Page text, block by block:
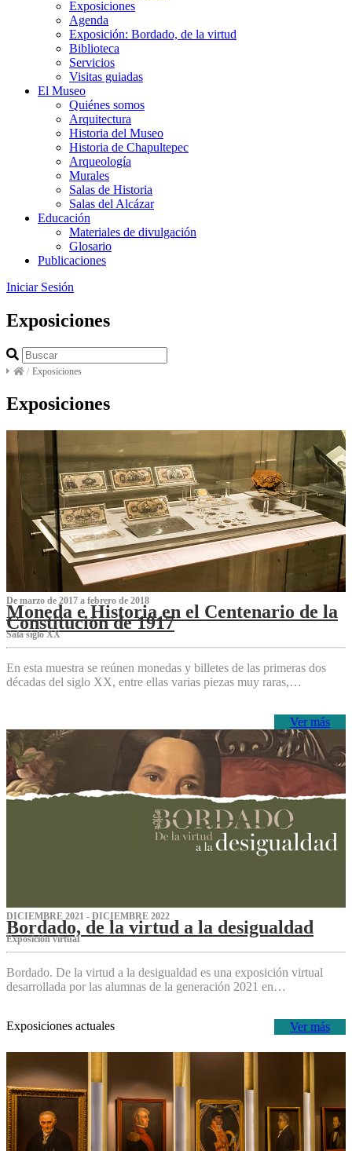
Exposiciones
Agenda
Exposición: Bordado, de la virtud
Biblioteca
Servicios
Visitas guiadas
El Museo
Quiénes somos
Arquitectura
Historia del Museo
Historia de Chapultepec
Arqueología
Murales
Salas de Historia
Salas del Alcázar
Educación
Materiales de divulgación
Glosario
Publicaciones
Iniciar Sesión
Exposiciones
/ Exposiciones
Exposiciones
De marzo de 2017 a febrero de 2018
Moneda e Historia en el Centenario de la
Constitución de 1917
Sala siglo XX
En esta muestra se reúnen monedas y billetes de las primeras dos
décadas del siglo XX, entre ellas varias piezas muy raras,…
Ver más
DICIEMBRE 2021 - DICIEMBRE 2022
Bordado, de la virtud a la desigualdad
Exposición virtual‌
Bordado. De la virtud a la desigualdad es una exposición virtual
desarrollada por las alumnas de la generación 2021 en…
Ver más
Exposiciones actuales